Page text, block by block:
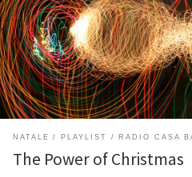
sbagliare. Anche se a cantarla non è
Samuel dei Motel Connection (e dei
versione che per me è qualcosa di
l’ho sempre detto che l’inizio in una
questo […]
NATALE PLAYLIST RADIO CASA
The Power of Christmas